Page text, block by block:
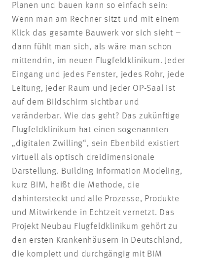
Planen und bauen kann so einfach sein:
Wenn man am Rechner sitzt und mit einem
Klick das gesamte Bauwerk vor sich sieht –
dann fühlt man sich, als wäre man schon
mittendrin, im neuen Flugfeldklinikum. Jeder
Eingang und jedes Fenster, jedes Rohr, jede
Leitung, jeder Raum und jeder OP-Saal ist
auf dem Bildschirm sichtbar und
veränderbar. Wie das geht? Das zukünftige
Flugfeldklinikum hat einen sogenannten
„digitalen Zwilling“, sein Ebenbild existiert
virtuell als optisch dreidimensionale
Darstellung. Building Information Modeling,
kurz BIM, heißt die Methode, die
dahintersteckt und alle Prozesse, Produkte
und Mitwirkende in Echtzeit vernetzt. Das
Projekt Neubau Flugfeldklinikum gehört zu
den ersten Krankenhäusern in Deutschland,
die komplett und durchgängig mit BIM